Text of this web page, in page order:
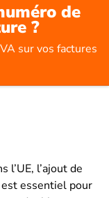
de
?
sur vos factures
l’ajout de
essentiel pour